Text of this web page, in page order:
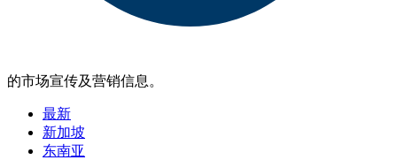
的市场宣传及营销信息。
最新
新加坡
东南亚